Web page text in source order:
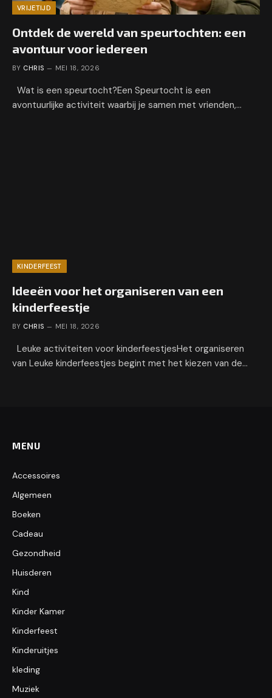
VRIJETIJD
Ontdek de wereld van speurtochten: een
avontuur voor iedereen
BY CHRIS MEI 18, 2026
Wat is een speurtocht?Een Speurtocht is een
avontuurlijke activiteit waarbij je samen met vrienden,…
KINDERFEEST
Ideeën voor het organiseren van een
kinderfeestje
BY CHRIS MEI 18, 2026
Leuke activiteiten voor kinderfeestjesHet organiseren
van Leuke kinderfeestjes begint met het kiezen van de…
MENU
Accessoires
Algemeen
Boeken
Cadeau
Gezondheid
Huisderen
Kind
Kinder Kamer
Kinderfeest
Kinderuitjes
kleding
Muziek